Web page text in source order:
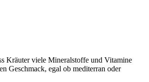
Kräuter viele Mineralstoffe und Vitamine
Geschmack, egal ob mediterran oder